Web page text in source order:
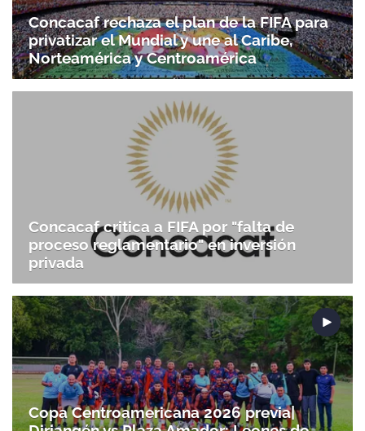
Concacaf rechaza el plan de la FIFA para
privatizar el Mundial y une al Caribe,
Norteamérica y Centroamérica
Concacaf critica a FIFA por "falta de
proceso reglamentario" en inversión
privada
Copa Centroamericana 2026 previa|